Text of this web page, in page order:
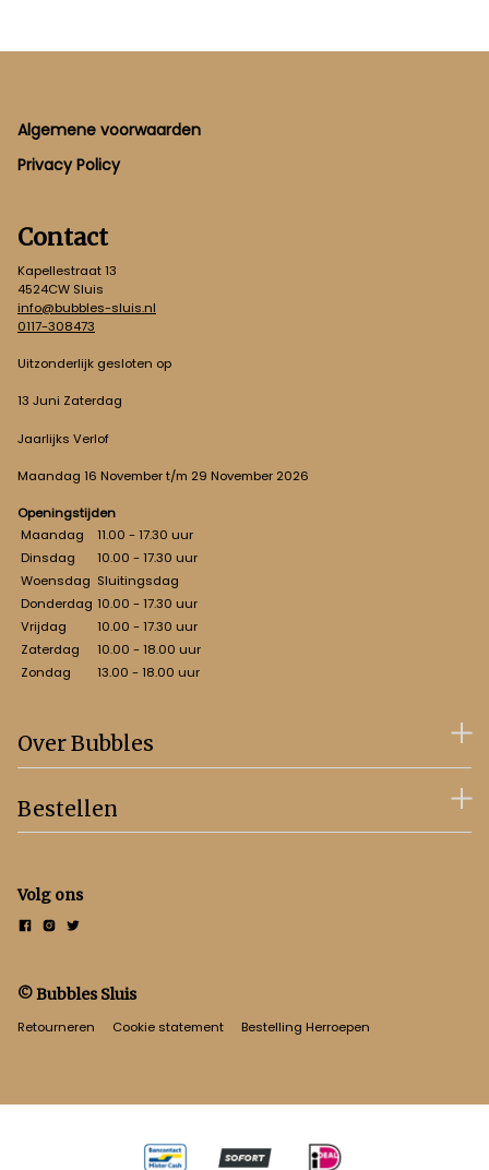
Footer
Algemene voorwaarden
Privacy Policy
Contact
Kapellestraat 13
4524CW Sluis
info@bubbles-sluis.nl
0117-308473
Uitzonderlijk gesloten op
13 Juni Zaterdag
Jaarlijks Verlof
Maandag 16 November t/m 29 November 2026
Openingstijden
Maandag
11.00 - 17.30 uur
Dinsdag
10.00 - 17.30 uur
Woensdag Sluitingsdag
Donderdag 10.00 - 17.30 uur
Vrijdag
10.00 - 17.30 uur
Zaterdag
10.00 - 18.00 uur
Zondag
13.00 - 18.00 uur
Over Bubbles
Bestellen
Volg ons
© Bubbles Sluis
Retourneren Cookie statement Bestelling Herroepen